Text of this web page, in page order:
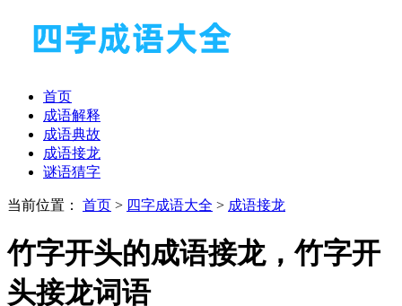
首页
成语解释
成语典故
成语接龙
谜语猜字
当前位置： 首页 > 四字成语大全 > 成语接龙
竹字开头的成语接龙，竹字开
头接龙词语